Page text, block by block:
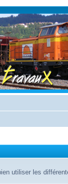
utiliser les